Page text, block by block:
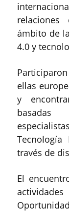
relaciones
ámbito de
4.0 y
ellas
y
basadas
través de
El